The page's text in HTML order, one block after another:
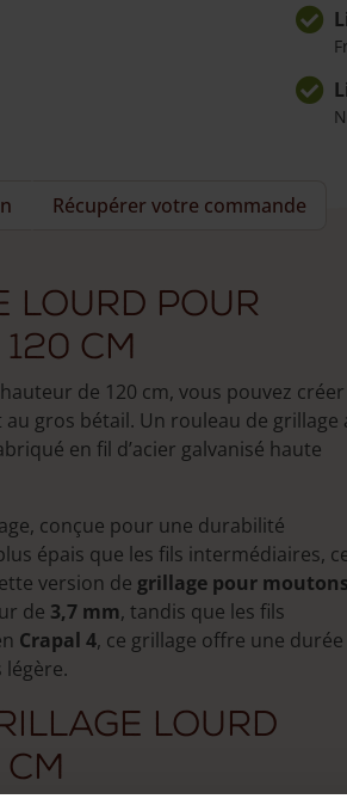
Récupérer votre commande
lourd pour
cm
hauteur de 120 cm, vous pouvez créer
gros bétail. Un rouleau de grillage
en fil d’acier galvanisé haute
conçue pour une durabilité
épais que les fils intermédiaires,
version de grillage pour moutons
de 3,7 mm, tandis que les fils
Crapal 4, ce grillage offre une durée
légère.
lourd